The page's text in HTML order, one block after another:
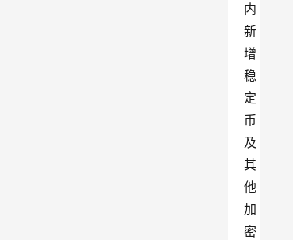
内
新
增
稳
定
币
及
其
他
加
密